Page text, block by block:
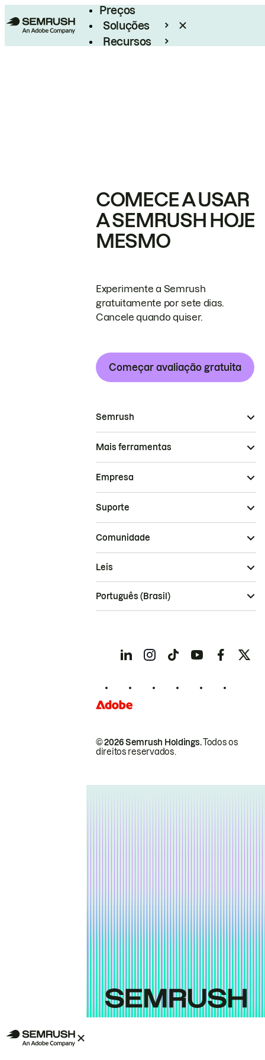
Preços
Soluções
Recursos
COMECE A USAR
A SEMRUSH HOJE
MESMO
Experimente a Semrush
gratuitamente por sete dias.
Cancele quando quiser.
Começar avaliação gratuita
Semrush
Mais ferramentas
Empresa
Suporte
Comunidade
© 2026 Semrush Holdings.Todos os
direitos reservados.
Leis
Português (Brasil)